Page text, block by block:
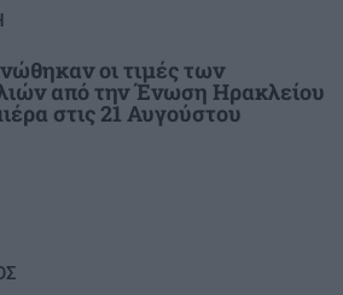
η ταυτοποίηση των
για ταφή των νεκρών και
στα λιμάνια και γεμάτα
οι τιμές των
από την Ένωση Ηρακλείου
στις 21 Αυγούστου